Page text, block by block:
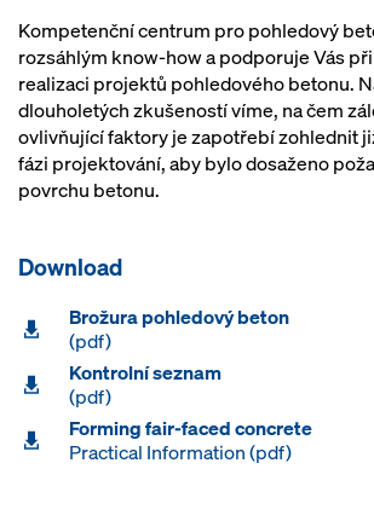
Kompetenční centrum pro pohledový
rozsáhlým know-how a podporuje Vás
realizaci projektů pohledového betonu.
dlouholetých zkušeností víme, na čem
ovlivňující faktory je zapotřebí zohlednit
fázi projektování, aby bylo dosaženo
povrchu betonu.
Download
Brožura pohledový beton
(pdf)
Kontrolní seznam
(pdf)
Forming fair-faced concrete
Practical Information (pdf)